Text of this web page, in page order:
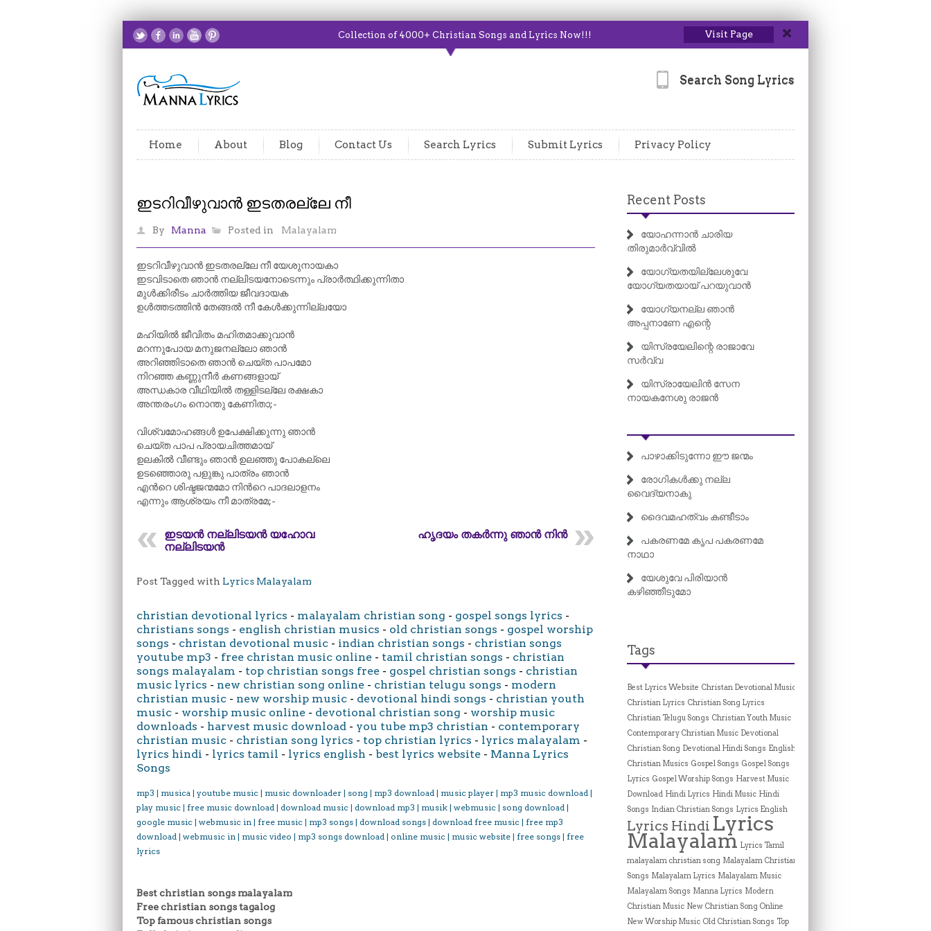
Collection of 4000+ Christian Songs and Lyrics Now!!! Visit Page
Search Song Lyrics
Home About Blog Contact Us Search Lyrics Submit Lyrics Privacy Policy
ഇടറിവീഴുവാൻ ഇടതരല്ലേ നീ
By Manna Posted in Malayalam
ഇടറിവീഴുവാൻ ഇടതരല്ലേ നീ യേശുനായകാ
ഇടവിടാതെ ഞാൻ നല്ലിടയനോടെന്നും പ്രാർത്ഥിക്കുന്നിതാ
മുൾക്കിരീടം ചാർത്തിയ ജീവദായക
ഉൾത്തടത്തിൻ തേങ്ങൽ നീ കേൾക്കുന്നില്ലയോ
മഹിയിൽ ജീവിതം മഹിതമാക്കുവാൻ
മറന്നുപോയ മനുജനല്ലോ ഞാൻ
അറിഞ്ഞിടാതെ ഞാൻ ചെയ്ത പാപമോ
നിറഞ്ഞ കണ്ണുനീർ കണങ്ങളായ്
അന്ധകാര വീഥിയിൽ തള്ളിടല്ലേ രക്ഷകാ
അന്തരംഗം നൊന്തു കേണിതാ;-
വിശ്വമോഹങ്ങൾ ഉപേക്ഷിക്കുന്നു ഞാൻ
ചെയ്ത പാപ പ്രായചിത്തമായ്
ഉലകിൽ വീണ്ടും ഞാൻ ഉലഞ്ഞു പോകല്ലെ
ഉടഞ്ഞൊരു പളുങ്കു പാത്രം ഞാൻ
എന്‍റെ ശിഷ്ടജന്മമോ നിന്‍റെ പാദലാളനം
എന്നും ആശ്രയം നീ മാത്രമേ;-
ഇടയൻ നല്ലിടയൻ യഹോവ
നല്ലിടയൻ
ഹൃദയം തകർന്നു ഞാൻ നിൻ
Post Tagged with Lyrics Malayalam
christian devotional lyrics - malayalam christian song - gospel songs lyrics -
christians songs - english christian musics - old christian songs - gospel worship
songs - christan devotional music - indian christian songs - christian songs
youtube mp3 - free christan music online - tamil christian songs - christian
songs malayalam - top christian songs free - gospel christian songs - christian
music lyrics - new christian song online - christian telugu songs - modern
christian music - new worship music - devotional hindi songs - christian youth
music - worship music online - devotional christian song - worship music
downloads - harvest music download - you tube mp3 christian - contemporary
christian music - christian song lyrics - top christian lyrics - lyrics malayalam -
lyrics hindi - lyrics tamil - lyrics english - best lyrics website - Manna Lyrics
Songs
mp3 | musica | youtube music | music downloader | song | mp3 download | music player | mp3 music download |
play music | free music download | download music | download mp3 | musik | webmusic | song download |
google music | webmusic in | free music | mp3 songs | download songs | download free music | free mp3
download | webmusic in | music video | mp3 songs download | online music | music website | free songs | free
lyrics
Best christian songs malayalam
Free christian songs tagalog
Top famous christian songs
Recent Posts
യോഹന്നാൻ ചാരിയ
തിരുമാർവ്വിൽ
യോഗ്യതയില്ലേശുവേ
യോഗ്യതയായ് പറയുവാൻ
യോഗ്യനല്ല ഞാൻ
അപ്പനാണേ എന്റെ
യിസ്രയേലിന്റെ രാജാവേ
സർവ്വ
യിസ്രായേലിൻ സേന
നായകനേശു രാജൻ
പാഴാക്കിടുന്നോ ഈ ജന്മം
രോഗികൾക്കു നല്ല
വൈദ്യനാകു
ദൈവമഹത്വം കണ്ടീടാം
പകരണമേ കൃപ പകരണമേ
നാഥാ
യേശുവേ പിരിയാൻ
കഴിഞ്ഞീടുമോ
Tags
Best Lyrics Website Christan Devotional Music
Christian Lyrics Christian Song Lyrics
Christian Telugu Songs Christian Youth Music
Contemporary Christian Music Devotional
Christian Song Devotional Hindi Songs English
Christian Musics Gospel Songs Gospel Songs
Lyrics Gospel Worship Songs Harvest Music
Download Hindi Lyrics Hindi Music Hindi
Songs Indian Christian Songs Lyrics English
Lyrics Hindi Lyrics
Malayalam Lyrics Tamil
malayalam christian song Malayalam Christian
Songs Malayalam Lyrics Malayalam Music
Malayalam Songs Manna Lyrics Modern
Christian Music New Christian Song Online
New Worship Music Old Christian Songs Top